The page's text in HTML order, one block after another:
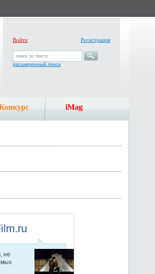
Войти Регистрация
поиск по тексту
расширенный поиск
iMag